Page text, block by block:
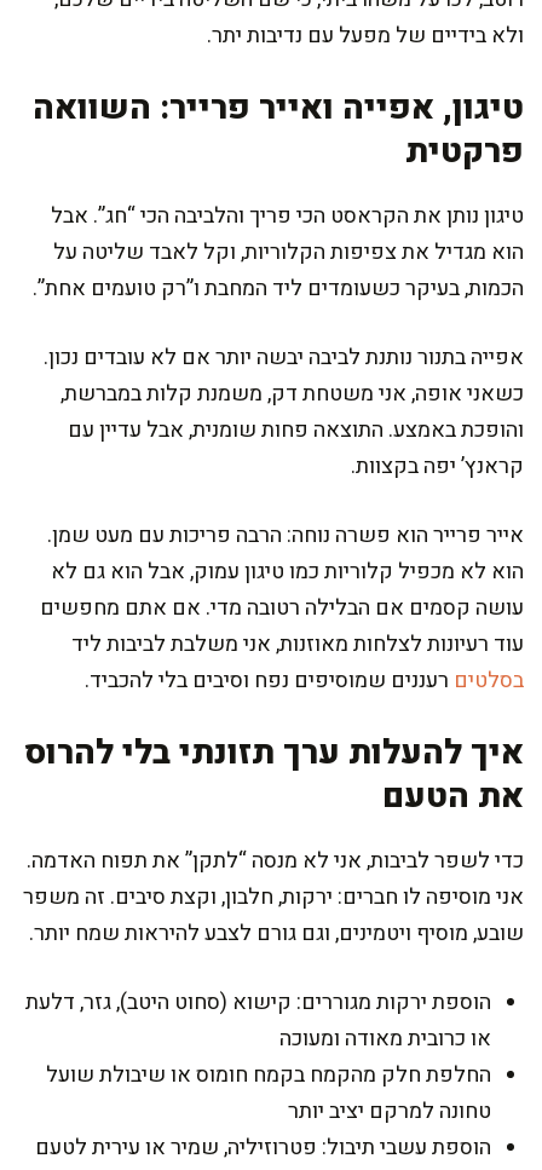
ולא בידיים של מפעל עם נדיבות יתר.
טיגון, אפייה ואייר פרייר: השוואה
פרקטית
טיגון נותן את הקראסט הכי פריך והלביבה הכי “חג”. אבל
הוא מגדיל את צפיפות הקלוריות, וקל לאבד שליטה על
הכמות, בעיקר כשעומדים ליד המחבת ו”רק טועמים אחת”.
אפייה בתנור נותנת לביבה יבשה יותר אם לא עובדים נכון.
כשאני אופה, אני משטחת דק, משמנת קלות במברשת,
והופכת באמצע. התוצאה פחות שומנית, אבל עדיין עם
קראנץ’ יפה בקצוות.
אייר פרייר הוא פשרה נוחה: הרבה פריכות עם מעט שמן.
הוא לא מכפיל קלוריות כמו טיגון עמוק, אבל הוא גם לא
עושה קסמים אם הבלילה רטובה מדי. אם אתם מחפשים
עוד רעיונות לצלחות מאוזנות, אני משלבת לביבות ליד
בסלטים רעננים שמוסיפים נפח וסיבים בלי להכביד.
איך להעלות ערך תזונתי בלי להרוס
את הטעם
כדי לשפר לביבות, אני לא מנסה “לתקן” את תפוח האדמה.
אני מוסיפה לו חברים: ירקות, חלבון, וקצת סיבים. זה משפר
שובע, מוסיף ויטמינים, וגם גורם לצבע להיראות שמח יותר.
הוספת ירקות מגוררים: קישוא (סחוט היטב), גזר, דלעת
או כרובית מאודה ומעוכה
החלפת חלק מהקמח בקמח חומוס או שיבולת שועל
טחונה למרקם יציב יותר
הוספת עשבי תיבול: פטרוזיליה, שמיר או עירית לטעם